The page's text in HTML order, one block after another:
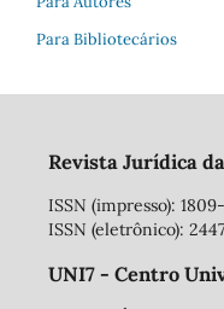
Para Bibliotecários
Revista Jurídica
ISSN (impresso):
ISSN (eletrônico):
UNI7 - Centro